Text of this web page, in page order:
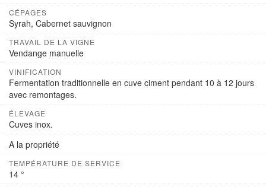
CÉPAGES
Syrah, Cabernet sauvignon
TRAVAIL DE LA VIGNE
Vendange manuelle
VINIFICATION
Fermentation traditionnelle en cuve ciment pendant 10 à 12 jours
avec remontages.
ÉLEVAGE
Cuves inox.
A la propriété
TEMPÉRATURE DE SERVICE
14 °